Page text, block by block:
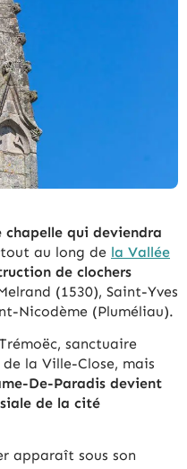
qui deviendra
au long de la Vallée
de clochers
(1530), Saint-Yves
Nicodème (Pluméliau).
sanctuaire
la Ville-Close, mais
De-Paradis devient
de la cité
apparaît sous son